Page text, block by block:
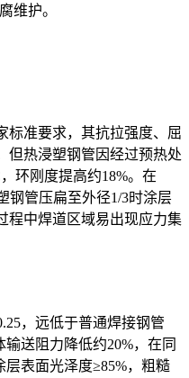
维护。
标准要求，其抗拉强度、屈
但热浸塑钢管因经过预热处
环刚度提高约18%。在
钢管压扁至外径1/3时涂层
程中焊道区域易出现应力集
，远低于普通焊接钢管
送阻力降低约20%，在同
表面光泽度≥85%，粗糙